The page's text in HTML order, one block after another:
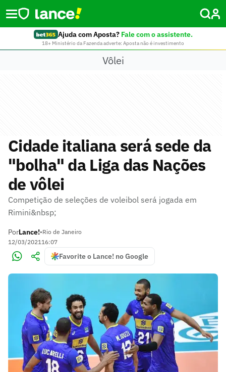
Ajuda com Aposta? Fale com o assistente.
18+ Ministério da Fazenda adverte: Aposta não é investimento
Vôlei
Cidade italiana será sede da
"bolha" da Liga das Nações
de vôlei
Competição de seleções de voleibol será jogada em
Rimini&nbsp;
PorLance!•Rio de Janeiro
12/03/202116:07
Favorite o Lance! no Google